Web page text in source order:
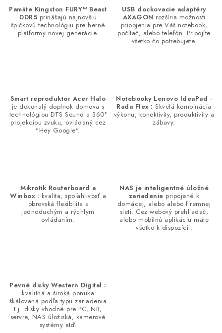
d
k
Pamäte Kingston FURY™ Beast
DDR5 prinášajú najnovšiu
špičkovú technológiu pre herné
platformy novej generácie.
USB dockovacie adaptéry
AXAGON rozšíria možnosti
pripojenia pre Váš notebook,
počítač, alebo telefón. Pripojíte
všetko čo potrebujete.
Smart reproduktor Acer Halo
je dokonalý doplnok domova s
technológiou DTS Sound a 360°
projekciou zvuku, ovládaný cez
"Hey Google".
Notebooky Lenovo IdeaPad -
Rada Flex : Skvelá kombinácia
výkonu, konektivity, produktivity a
zábavy.
Mikrotik Routerboard a
Winbox : kvalita, spoľahlivosť a
obrovská flexibilita s
jednoduchým a rýchlym
ovládaním.
NAS je inteligentné úložné
zariadenie pripojené k
domácej, alebo alebo firemnej
sieti. Cez webový prehliadač,
alebo mobilnú aplikáciu máte
všetko k dispozícii.
Pevné disky Western Digital :
kvalitná a široká ponuka
škálovaná podľa typu zariadenia
t.j. disky vhodné pre PC, NB,
servre, NAS úložiská, kamerové
systémy atď.